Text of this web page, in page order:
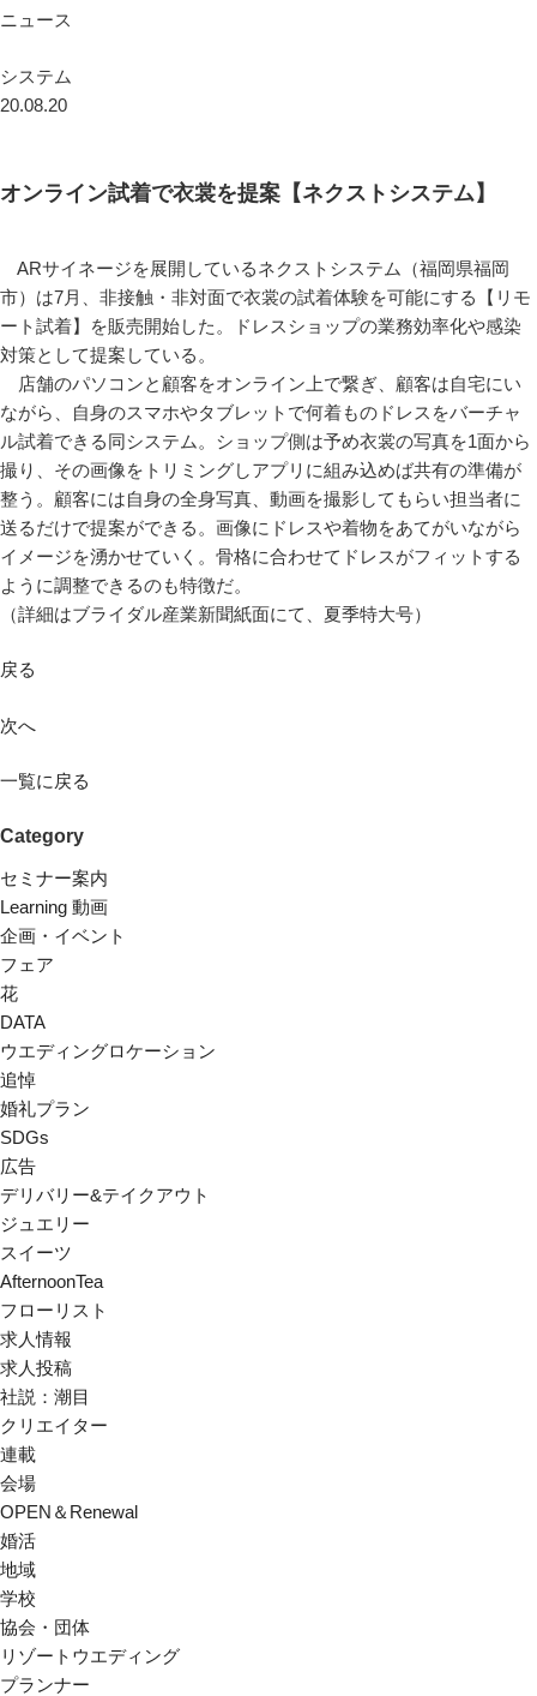
ニュース
システム
20.08.20
オンライン試着で衣裳を提案【ネクストシステム】
ARサイネージを展開しているネクストシステム（福岡県福岡
市）は7月、非接触・非対面で衣裳の試着体験を可能にする【リモ
ート試着】を販売開始した。ドレスショップの業務効率化や感染
対策として提案している。
店舗のパソコンと顧客をオンライン上で繋ぎ、顧客は自宅にい
ながら、自身のスマホやタブレットで何着ものドレスをバーチャ
ル試着できる同システム。ショップ側は予め衣裳の写真を1面から
撮り、その画像をトリミングしアプリに組み込めば共有の準備が
整う。顧客には自身の全身写真、動画を撮影してもらい担当者に
送るだけで提案ができる。画像にドレスや着物をあてがいながら
イメージを湧かせていく。骨格に合わせてドレスがフィットする
ように調整できるのも特徴だ。
（詳細はブライダル産業新聞紙面にて、夏季特大号）
戻る
次へ
一覧に戻る
Category
セミナー案内
Learning 動画
企画・イベント
フェア
花
DATA
ウエディングロケーション
追悼
婚礼プラン
SDGs
広告
デリバリー&テイクアウト
ジュエリー
スイーツ
AfternoonTea
フローリスト
求人情報
求人投稿
社説：潮目
クリエイター
連載
会場
OPEN＆Renewal
婚活
地域
学校
協会・団体
リゾートウエディング
プランナー